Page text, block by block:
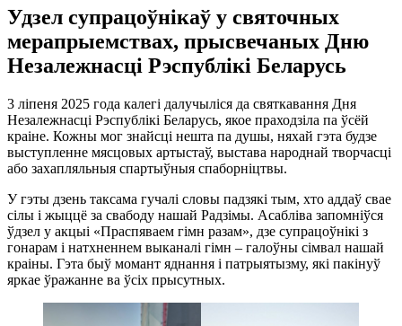
Удзел супрацоўнікаў у святочных
мерапрыемствах, прысвечаных Дню
Незалежнасці Рэспублікі Беларусь
3 ліпеня 2025 года калегі далучыліся да святкавання Дня
Незалежнасці Рэспублікі Беларусь, якое праходзіла па ўсёй
краіне. Кожны мог знайсці нешта па душы, няхай гэта будзе
выступленне мясцовых артыстаў, выстава народнай творчасці
або захапляльныя спартыўныя спаборніцтвы.
У гэты дзень таксама гучалі словы падзякі тым, хто аддаў свае
сілы і жыццё за свабоду нашай Радзімы. Асабліва запомніўся
ўдзел у акцыі «Праспяваем гімн разам», дзе супрацоўнікі з
гонарам і натхненнем выканалі гімн – галоўны сімвал нашай
краіны. Гэта быў момант яднання і патрыятызму, які пакінуў
яркае ўражанне ва ўсіх прысутных.